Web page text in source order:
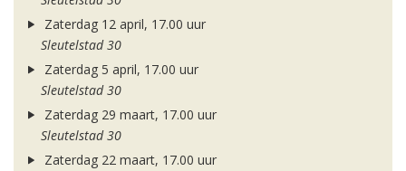
Zaterdag 12 april, 17.00 uur
Sleutelstad 30
Zaterdag 5 april, 17.00 uur
Sleutelstad 30
Zaterdag 29 maart, 17.00 uur
Sleutelstad 30
Zaterdag 22 maart, 17.00 uur